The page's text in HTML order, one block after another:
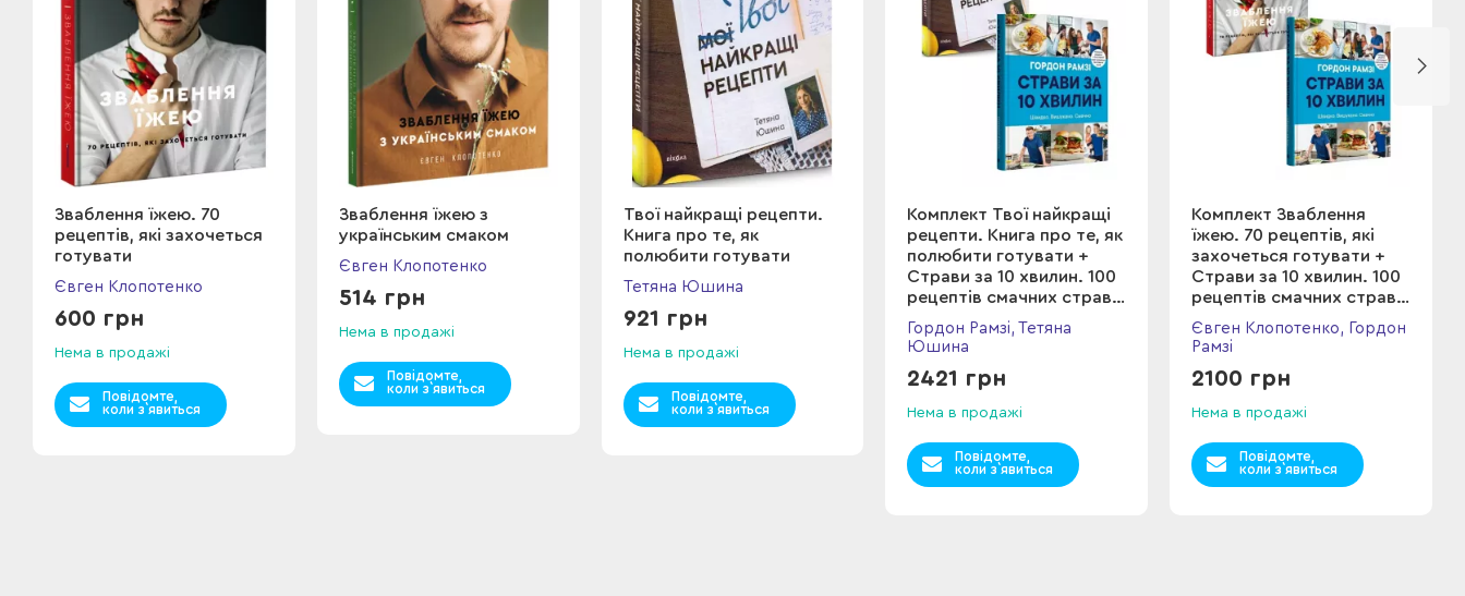
Зваблення їжею. 70
рецептів, які захочеться
готувати
Євген Клопотенко
600 грн
Нема в продажі
Повідомте,
коли з`явиться
Зваблення їжею з
українським смаком
Євген Клопотенко
514 грн
Нема в продажі
Повідомте,
коли з`явиться
Твої найкращі рецепти.
Книга про те, як
полюбити готувати
Тетяна Юшина
921 грн
Нема в продажі
Повідомте,
коли з`явиться
Комплект Твої найкращі
рецепти. Книга про те, як
полюбити готувати +
Страви за 10 хвилин. 100
рецептів смачних страв
нашвидкуруч
Гордон Рамзі, Тетяна
Юшина
2421 грн
Нема в продажі
Повідомте,
коли з`явиться
Комплект Зваблення
їжею. 70 рецептів, які
захочеться готувати +
Страви за 10 хвилин. 100
рецептів смачних страв
нашвидкуруч
Євген Клопотенко, Гордон
Рамзі
2100 грн
Нема в продажі
Повідомте,
коли з`явиться